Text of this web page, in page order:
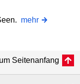
mehr
Seitenanfang